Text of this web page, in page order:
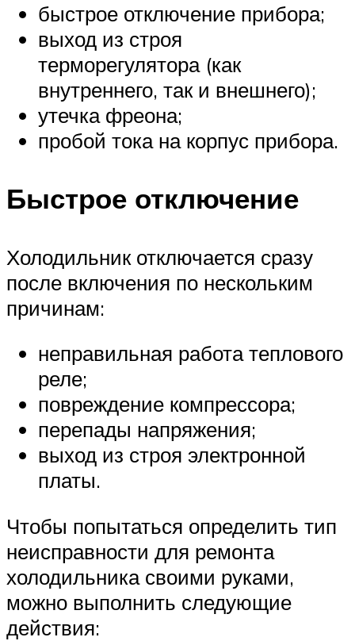
быстрое отключение прибора;
выход из строя
терморегулятора (как
внутреннего, так и внешнего);
утечка фреона;
пробой тока на корпус прибора.
Быстрое отключение
Холодильник отключается сразу
после включения по нескольким
причинам:
неправильная работа теплового
реле;
повреждение компрессора;
перепады напряжения;
выход из строя электронной
платы.
Чтобы попытаться определить тип
неисправности для ремонта
холодильника своими руками,
можно выполнить следующие
действия: